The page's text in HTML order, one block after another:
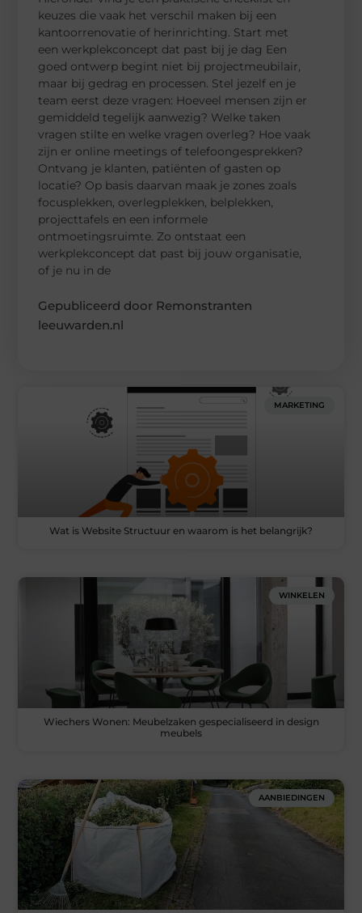
keuzes die vaak het verschil maken bij een
kantoorrenovatie of herinrichting. Start met
een werkplekconcept dat past bij je dag Een
goed ontwerp begint niet bij projectmeubilair,
maar bij gedrag en processen. Stel jezelf en je
team eerst deze vragen: Hoeveel mensen zijn er
gemiddeld tegelijk aanwezig? Welke taken
vragen stilte en welke vragen overleg? Hoe vaak
zijn er online meetings of telefoongesprekken?
Ontvang je klanten, patiënten of gasten op
locatie? Op basis daarvan maak je zones zoals
focusplekken, overlegplekken, belplekken,
projecttafels en een informele
ontmoetingsruimte. Zo ontstaat een
werkplekconcept dat past bij jouw organisatie,
of je nu in de
Gepubliceerd door Remonstranten
leeuwarden.nl
MARKETING
Wat is Website Structuur en waarom is het belangrijk?
WINKELEN
Wiechers Wonen: Meubelzaken gespecialiseerd in design
meubels
AANBIEDINGEN